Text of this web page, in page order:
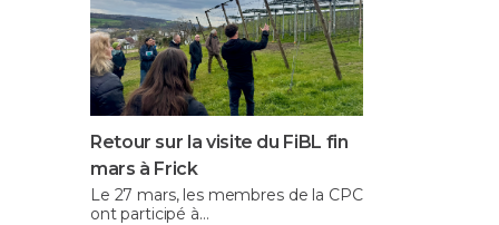
Retour sur la visite du FiBL fin
mars à Frick
Le 27 mars, les membres de la CPC
ont participé à…